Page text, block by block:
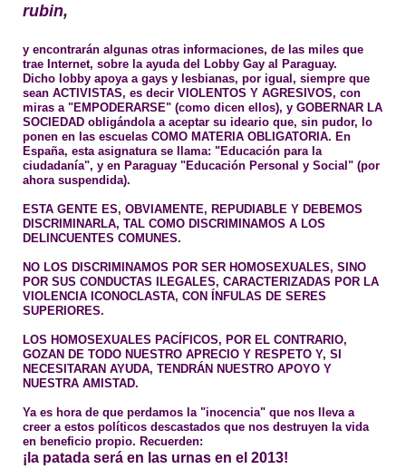
rubin,
y encontrarán algunas otras informaciones, de las miles que
trae Internet, sobre la ayuda del Lobby Gay al Paraguay.
Dicho lobby apoya a gays y lesbianas, por igual, siempre que
sean ACTIVISTAS, es decir VIOLENTOS Y AGRESIVOS, con
miras a "EMPODERARSE" (como dicen ellos), y GOBERNAR LA
SOCIEDAD obligándola a aceptar su ideario que, sin pudor, lo
ponen en las escuelas COMO MATERIA OBLIGATORIA. En
España, esta asignatura se llama: "Educación para la
ciudadanía", y en Paraguay "Educación Personal y Social" (por
ahora suspendida).
ESTA GENTE ES, OBVIAMENTE, REPUDIABLE Y DEBEMOS
DISCRIMINARLA, TAL COMO DISCRIMINAMOS A LOS
DELINCUENTES COMUNES.
NO LOS DISCRIMINAMOS POR SER HOMOSEXUALES, SINO
POR SUS CONDUCTAS ILEGALES, CARACTERIZADAS POR LA
VIOLENCIA ICONOCLASTA, CON ÍNFULAS DE SERES
SUPERIORES.
LOS HOMOSEXUALES PACÍFICOS, POR EL CONTRARIO,
GOZAN DE TODO NUESTRO APRECIO Y RESPETO Y, SI
NECESITARAN AYUDA, TENDRÁN NUESTRO APOYO Y
NUESTRA AMISTAD.
Ya es hora de que perdamos la "inocencia" que nos lleva a
creer a estos políticos descastados que nos destruyen la vida
en beneficio propio. Recuerden:
¡la patada será en las urnas en el 2013!